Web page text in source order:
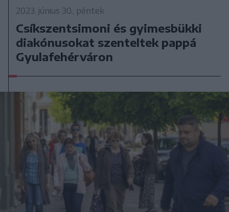
2023. június 30., péntek
Csíkszentsimoni és gyimesbükki
diakónusokat szenteltek pappá
Gyulafehérváron